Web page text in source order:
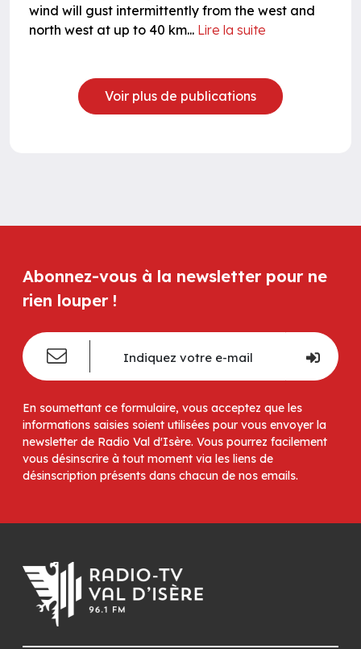
wind will gust intermittently from the west and
north west at up to 40 km... Lire la suite
Voir plus de publications
Abonnez-vous à la newsletter pour ne
rien louper !
En soumettant ce formulaire, vous acceptez que les
informations saisies soient utilisées pour vous envoyer la
newsletter de Radio Val d'Isère. Vous pourrez facilement
vous désinscrire à tout moment via les liens de
désinscription présents dans chacun de nos emails.